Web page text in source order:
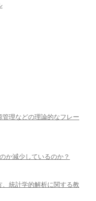
理などの理論的なフレー
か減少しているのか？
統計学的解析に関する教